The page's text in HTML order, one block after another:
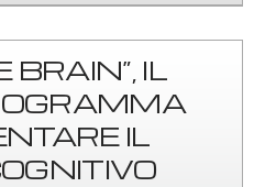
BRAIN”, IL
IL